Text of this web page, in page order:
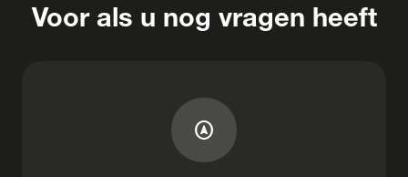
Voor als u nog vragen heeft
assistant_navigation